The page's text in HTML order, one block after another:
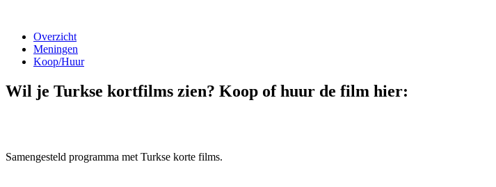
Overzicht
Meningen
Koop/Huur
Wil je Turkse kortfilms zien? Koop of huur de film hier:
Samengesteld programma met Turkse korte films.